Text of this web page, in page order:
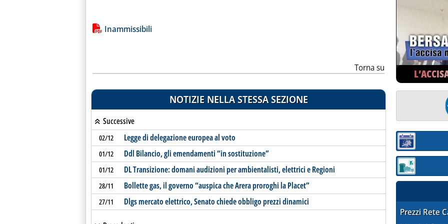
Lista allegati PDF alla notizia
Inammissibili
Torna su
NOTIZIE NELLA STESSA SEZIONE
Successive
02/12 Legge di delegazione europea al voto
01/12 Ddl Bilancio, gli emendamenti “in sostituzione”
01/12 DL Transizione: domani audizioni per ambientalisti, elettrici e Regioni
28/11 Bollette gas, il governo “auspica che Arera proroghi la Placet”
27/11 Dlgs mercato elettrico, Senato chiede obbligo prezzi dinamici
Sezione:
Sezione:
Prezzi Rete